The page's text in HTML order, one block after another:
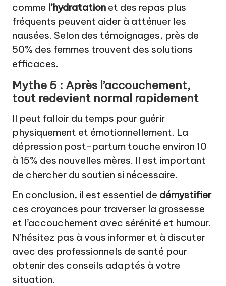
comme l’hydratation et des repas plus
fréquents peuvent aider à atténuer les
nausées. Selon des témoignages, près de
50% des femmes trouvent des solutions
efficaces.
Mythe 5 : Après l’accouchement,
tout redevient normal rapidement
Il peut falloir du temps pour guérir
physiquement et émotionnellement. La
dépression post-partum touche environ 10
à 15% des nouvelles mères. Il est important
de chercher du soutien si nécessaire.
En conclusion, il est essentiel de démystifier
ces croyances pour traverser la grossesse
et l’accouchement avec sérénité et humour.
N’hésitez pas à vous informer et à discuter
avec des professionnels de santé pour
obtenir des conseils adaptés à votre
situation.